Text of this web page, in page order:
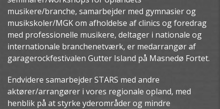
musikere/branche, samarbejder med gymnasier og
musikskoler/MGK om afholdelse af clinics og foredrag
med professionelle musikere, deltager i nationale og
internationale branchenetværk, er medarrangør af
garagerockfestivalen Gutter Island på Masnedø Fortet.
Endvidere samarbejder STARS med andre
aktører/arrangører i vores regionale opland, med
henblik på at styrke yderområder og mindre